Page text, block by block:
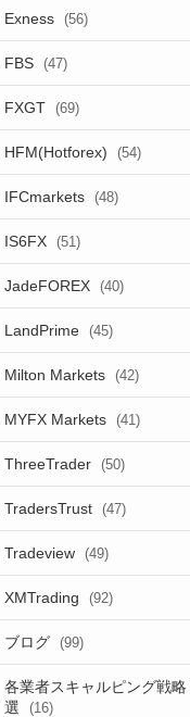
Exness (56)
FBS (47)
FXGT (69)
HFM(Hotforex) (54)
IFCmarkets (48)
IS6FX (51)
JadeFOREX (40)
LandPrime (45)
Milton Markets (42)
MYFX Markets (41)
ThreeTrader (50)
TradersTrust (47)
Tradeview (49)
XMTrading (92)
ブログ (99)
各業者スキャルピング戦略
選
(16)